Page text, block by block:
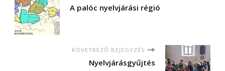
A palóc nyelvjárási régió
KÖVETKEZŐ BEJEGYZÉS
Nyelvjárásgyűjtés